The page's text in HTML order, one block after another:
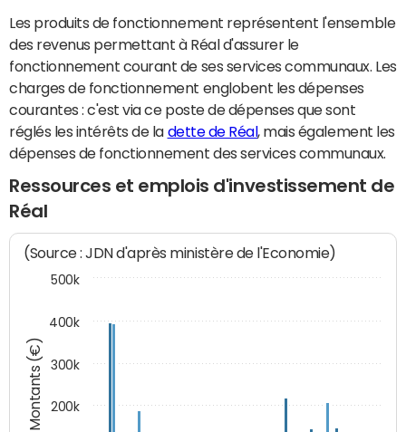
Les produits de fonctionnement représentent l'ensemble
des revenus permettant à Réal d'assurer le
fonctionnement courant de ses services communaux. Les
charges de fonctionnement englobent les dépenses
courantes : c'est via ce poste de dépenses que sont
réglés les intérêts de la dette de Réal, mais également les
dépenses de fonctionnement des services communaux.
Ressources et emplois d'investissement de
Réal
Montants (€)
(Source : JDN d'après ministère de l'Economie)
200k
300k
400k
500k